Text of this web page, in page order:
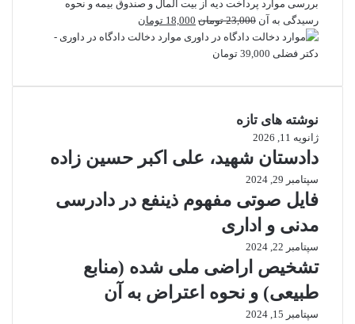
بررسی موارد پرداخت دیه از بیت المال و صندوق بیمه و نحوه
رسیدگی به آن 23,000 تومان قیمت
اصلی
18,000 تومان
فعلی
موارد دخالت دادگاه در داوری -
دکتر فضلی 39,000 تومان
نوشته های تازه
ژانویه 11, 2026
دادستان شهید، علی اکبر حسین زاده
سپتامبر 29, 2024
فایل صوتی مفهوم ذینفع در دادرسی
مدنی و اداری
سپتامبر 22, 2024
تشخیص اراضی ملی شده (منابع
طبیعی) و نحوه اعتراض به آن
سپتامبر 15, 2024